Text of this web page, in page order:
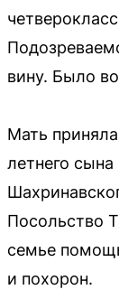
вину. Было
Мать
летнего
Посольство
семье
и похорон.